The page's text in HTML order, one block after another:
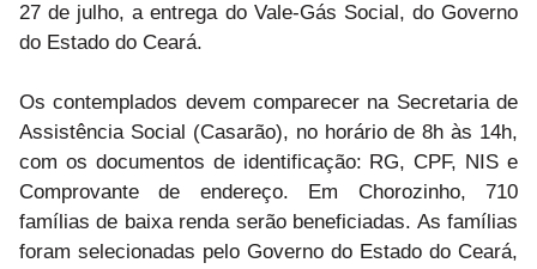
27 de julho, a entrega do Vale-Gás Social, do Governo
do Estado do Ceará.
Os contemplados devem comparecer na Secretaria de
Assistência Social (Casarão), no horário de 8h às 14h,
com os documentos de identificação: RG, CPF, NIS e
Comprovante de endereço. Em Chorozinho, 710
famílias de baixa renda serão beneficiadas. As famílias
foram selecionadas pelo Governo do Estado do Ceará,